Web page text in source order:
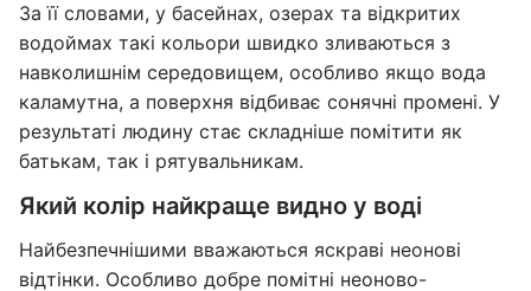
За її словами, у басейнах, озерах та відкритих
водоймах такі кольори швидко зливаються з
навколишнім середовищем, особливо якщо вода
каламутна, а поверхня відбиває сонячні промені. У
результаті людину стає складніше помітити як
батькам, так і рятувальникам.
Який колір найкраще видно у воді
Найбезпечнішими вважаються яскраві неонові
відтінки. Особливо добре помітні неоново-